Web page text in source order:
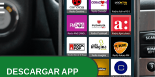
DESCARGAR APP